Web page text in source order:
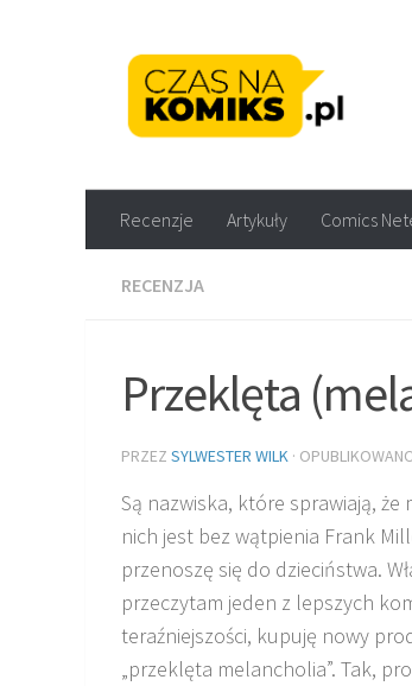
Recenzje Artykuły Comics
RECENZJA
Przeklęta
PRZEZ SYLWESTER WILK ·
Są nazwiska, które sprawiają, że
nich jest bez wątpienia Frank
przenoszę się do dzieciństwa.
przeczytam jeden z lepszych
teraźniejszości, kupuję nowy
„przeklęta melancholia”. Tak,